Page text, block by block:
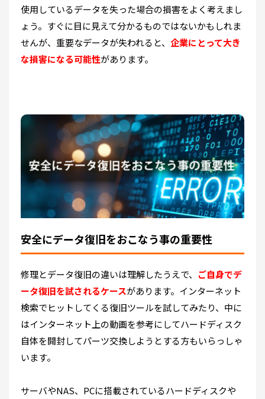
使用しているデータを失った場合の損害をよく考えまし
ょう。すぐに目に見えて分かるものではないかもしれま
せんが、重要なデータが失われると、 企業にとって大き
な損害になる可能性があります。
安全にデータ復旧をおこなう事の重要性
修理とデータ復旧の違いは理解したうえで、 ご自身でデ
ータ復旧を試されるケースがあります。インターネット
検索でヒットしてくる復旧ツールを試してみたり、中に
はインターネット上の動画を参考にしてハードディスク
自体を開封してパーツ交換しようとする方もいらっしゃ
います。
サーバやNAS、PCに搭載されているハードディスクや